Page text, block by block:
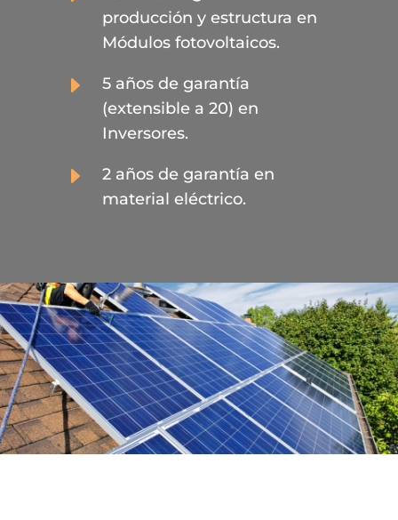
producción y estructura en
Módulos fotovoltaicos.
E
5 años de garantía
(extensible a 20) en
Inversores.
E
2 años de garantía en
material eléctrico.